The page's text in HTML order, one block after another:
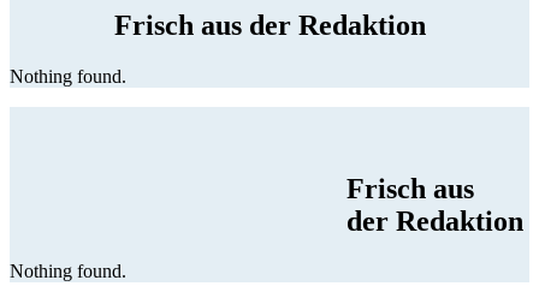
Frisch aus der Redaktion
Nothing found.
Frisch aus
der Redaktion
Nothing found.